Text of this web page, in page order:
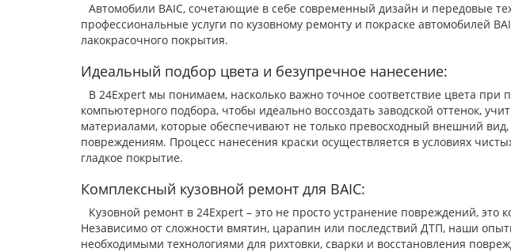
Автомобили BAIC, сочетающие в себе современный дизайн и передовые
профессиональные услуги по кузовному ремонту и покраске автомобилей
лакокрасочного покрытия.
Идеальный подбор цвета и безупречное нанесение:
В 24Expert мы понимаем, насколько важно точное соответствие цвета
компьютерного подбора, чтобы идеально воссоздать заводской оттенок,
материалами, которые обеспечивают не только превосходный внешний
повреждениям. Процесс нанесения краски осуществляется в условиях
гладкое покрытие.
Комплексный кузовной ремонт для BAIC:
Кузовной ремонт в 24Expert – это не просто устранение повреждений, это
Независимо от сложности вмятин, царапин или последствий ДТП, наши
необходимыми технологиями для рихтовки, сварки и восстановления